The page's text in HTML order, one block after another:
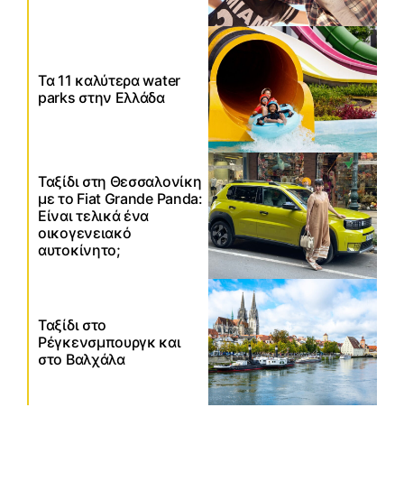
Τα 11 καλύτερα water
parks στην Ελλάδα
Ταξίδι στη Θεσσαλονίκη
με το Fiat Grande Panda:
Είναι τελικά ένα
οικογενειακό
αυτοκίνητο;
Ταξίδι στο
Ρέγκενσμπουργκ και
στο Βαλχάλα